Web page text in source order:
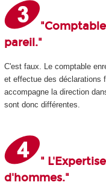
pareil."
C'est faux. Le comptable
et effectue des déclarations
accompagne la direction
sont donc différentes.
"
d'hommes."